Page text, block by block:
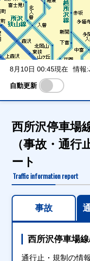
8月10日 00:45現在 情報
自動更新
西所沢停車場
（事故・通
ート
Traffic information report
事故
西所沢停車場
通行止・規制の情